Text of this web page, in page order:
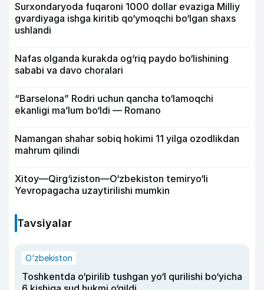
Surxondaryoda fuqaroni 1000 dollar evaziga Milliy
gvardiyaga ishga kiritib qo‘ymoqchi bo‘lgan shaxs
ushlandi
Nafas olganda kurakda og‘riq paydo bo‘lishining
sababi va davo choralari
“Barselona” Rodri uchun qancha to‘lamoqchi
ekanligi ma’lum bo‘ldi — Romano
Namangan shahar sobiq hokimi 11 yilga ozodlikdan
mahrum qilindi
Xitoy—Qirg‘iziston—O‘zbekiston temiryo‘li
Yevropagacha uzaytirilishi mumkin
Tavsiyalar
O‘zbekiston
Toshkentda o‘pirilib tushgan yo‘l qurilishi bo‘yicha